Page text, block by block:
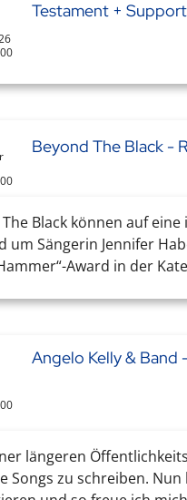
Testament +
Beyond The Black -
Black können auf
um Sängerin Jennifer
Award in der
Angelo Kelly & Band
längeren
Songs zu schreiben.